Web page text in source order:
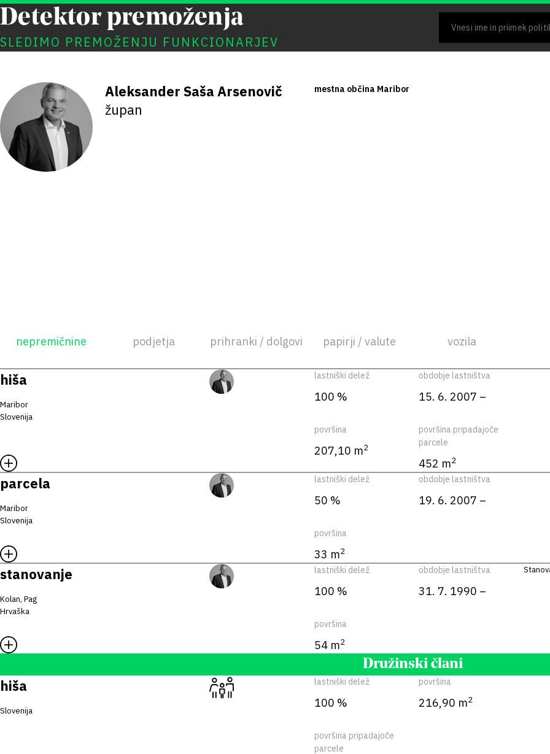
Detektor premoženja
SLEDIMO PREMOŽENJU FUNKCIONARJEV
Aleksander Saša Arsenovič
župan
mestna občina Maribor
nepremičnine podjetja prihranki / dolgovi papirji / valute vozila
hiša
Maribor
Slovenija
lastniški delež
100 %
obdobje lastništva
15. 6. 2007 –
površina
207,10 m2
površina pripadajoče
parcele
452 m2
parcela
Maribor
Slovenija
lastniški delež
50 %
obdobje lastništva
19. 6. 2007 –
površina
33 m2
stanovanje
Kolan, Pag
Hrvaška
lastniški delež
100 %
obdobje lastništva
31. 7. 1990 –
površina
54 m2
Družinski člani
hiša
Slovenija
lastniški delež
100 %
površina
216,90 m2
površina pripadajoče
parcele